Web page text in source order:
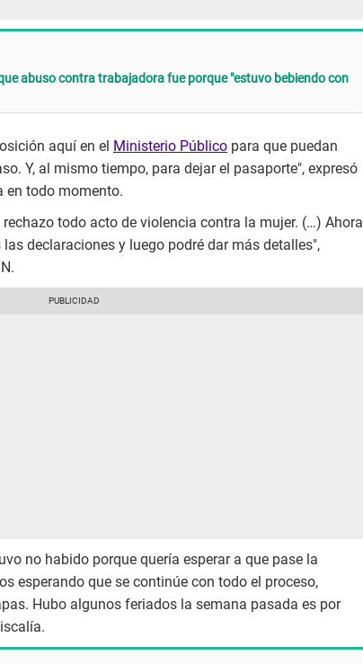
abuso contra trabajadora fue porque "estuvo bebiendo con
aquí en el Ministerio Público para que puedan
Y, al mismo tiempo, para dejar el pasaporte", expresó
en todo momento.
todo acto de violencia contra la mujer. (…) Ahora
declaraciones y luego podré dar más detalles",
no habido porque quería esperar a que pase la
esperando que se continúe con todo el proceso,
Hubo algunos feriados la semana pasada es por